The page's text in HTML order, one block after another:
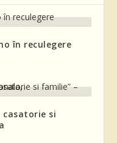
în reculegere
casatorie si